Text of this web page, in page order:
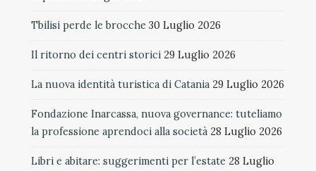
Tbilisi perde le brocche 30 Luglio 2026
Il ritorno dei centri storici 29 Luglio 2026
La nuova identità turistica di Catania 29 Luglio 2026
Fondazione Inarcassa, nuova governance: tuteliamo
la professione aprendoci alla società 28 Luglio 2026
Libri e abitare: suggerimenti per l’estate 28 Luglio